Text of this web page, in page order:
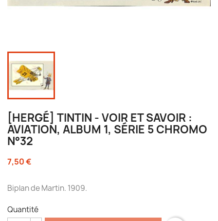
[HERGÉ] TINTIN - VOIR ET SAVOIR :
AVIATION, ALBUM 1, SÉRIE 5 CHROMO
N°32
7,50 €
Biplan de Martin. 1909.
Quantité